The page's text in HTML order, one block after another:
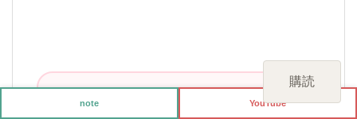
購読
note YouTube